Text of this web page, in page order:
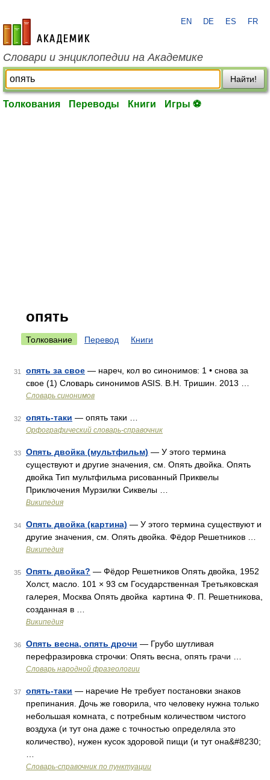
academic.ru
EN DE ES FR
Словари и энциклопедии на Академике
Найти!
Толкования Переводы Книги Игры ⚽
опять
Толкование Перевод Книги
31 опять за свое — нареч, кол во синонимов: 1 • снова за
свое (1) Словарь синонимов ASIS. В.Н. Тришин. 2013 …
Словарь синонимов
32 опять-таки — опять таки …
Орфографический словарь-справочник
33 Опять двойка (мультфильм) — У этого термина
существуют и другие значения, см. Опять двойка. Опять
двойка Тип мультфильма рисованный Приквелы
Приключения Мурзилки Сиквелы …
Википедия
34 Опять двойка (картина) — У этого термина существуют и
другие значения, см. Опять двойка. Фёдор Решетников …
Википедия
35 Опять двойка? — Фёдор Решетников Опять двойка, 1952
Холст, масло. 101 × 93 см Государственная Третьяковская
галерея, Москва Опять двойка картина Ф. П. Решетникова,
созданная в …
Википедия
36 Опять весна, опять дрочи — Грубо шутливая
перефразировка строчки: Опять весна, опять грачи …
Словарь народной фразеологии
37 опять-таки — наречие Не требует постановки знаков
препинания. Дочь же говорила, что человеку нужна только
небольшая комната, с потребным количеством чистого
воздуха (и тут она даже с точностью определяла это
количество), нужен кусок здоровой пищи (и тут она&#8230;
Словарь-справочник по пунктуации